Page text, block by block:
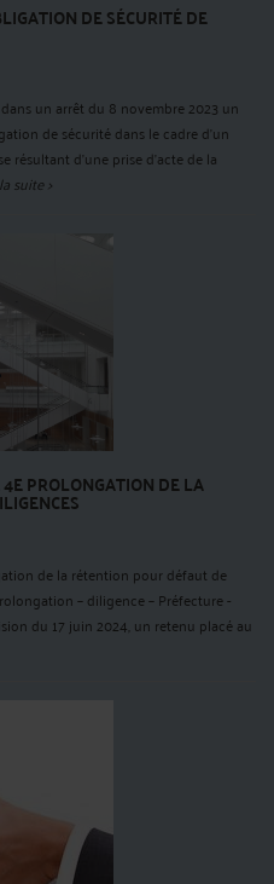
DE SÉCURITÉ DE
un arrêt du 8 novembre 2023 un
de sécurité dans le cadre d’un
résultant d’une prise d’acte de la
suite >
PROLONGATION DE LA
de la rétention pour défaut de
– diligence – Préfecture -
du 17 juin 2024, un retenu placé au